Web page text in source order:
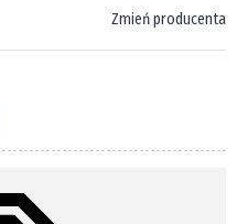
Zmień producenta